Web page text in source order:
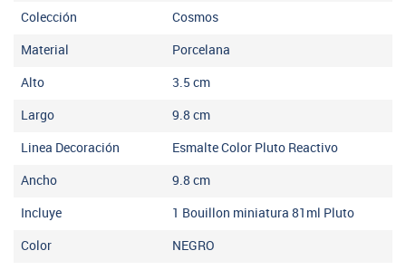
Colección Cosmos
Material Porcelana
Alto 3.5 cm
Largo 9.8 cm
Linea Decoración Esmalte Color Pluto Reactivo
Ancho 9.8 cm
Incluye 1 Bouillon miniatura 81ml Pluto
Color NEGRO